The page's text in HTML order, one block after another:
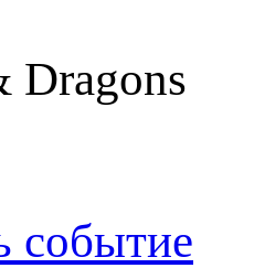
Dragons
событие